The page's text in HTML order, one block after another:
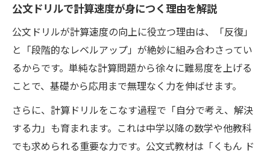
公文ドリルで計算速度が身につく理由を解説
公文ドリルが計算速度の向上に役立つ理由は、「反復」
と「段階的なレベルアップ」が絶妙に組み合わさってい
るからです。単純な計算問題から徐々に難易度を上げる
ことで、基礎から応用まで無理なく力を伸ばせます。
さらに、計算ドリルをこなす過程で「自分で考え、解決
する力」も育まれます。これは中学以降の数学や他教科
でも求められる重要な力です。公文式教材は「くもん ド